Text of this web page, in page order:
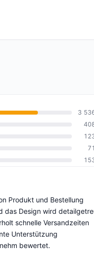
3
71
Produkt und Bestellung
das Design wird
schnelle Versandzeiten
Unterstützung
bewertet.